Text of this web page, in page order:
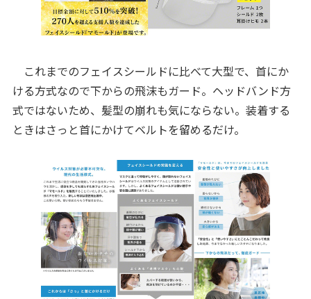
これまでのフェイスシールドに比べて大型で、首にか
ける方式なので下からの飛沫もガード。ヘッドバンド方
式ではないため、髪型の崩れも気にならない。装着する
ときはさっと首にかけてベルトを留めるだけ。